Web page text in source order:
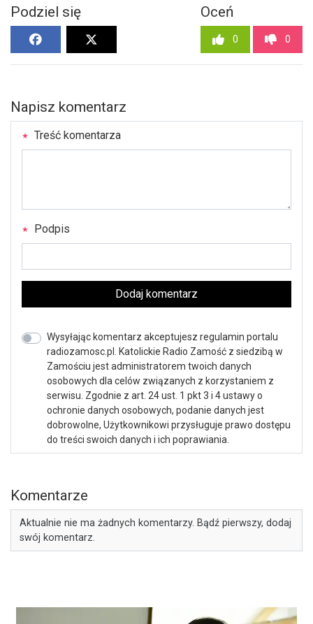
Podziel się Oceń
0 0
Napisz komentarz
Treść komentarza
Podpis
Dodaj komentarz
Wysyłając komentarz akceptujesz regulamin portalu
radiozamosc.pl. Katolickie Radio Zamość z siedzibą w
Zamościu jest administratorem twoich danych
osobowych dla celów związanych z korzystaniem z
serwisu. Zgodnie z art. 24 ust. 1 pkt 3 i 4 ustawy o
ochronie danych osobowych, podanie danych jest
dobrowolne, Użytkownikowi przysługuje prawo dostępu
do treści swoich danych i ich poprawiania.
Komentarze
Aktualnie nie ma żadnych komentarzy. Bądź pierwszy, dodaj
swój komentarz.